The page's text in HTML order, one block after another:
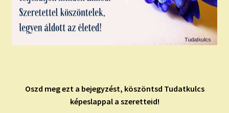
Oszd meg ezt a bejegyzést, köszöntsd Tudatkulcs
képeslappal a szeretteid!